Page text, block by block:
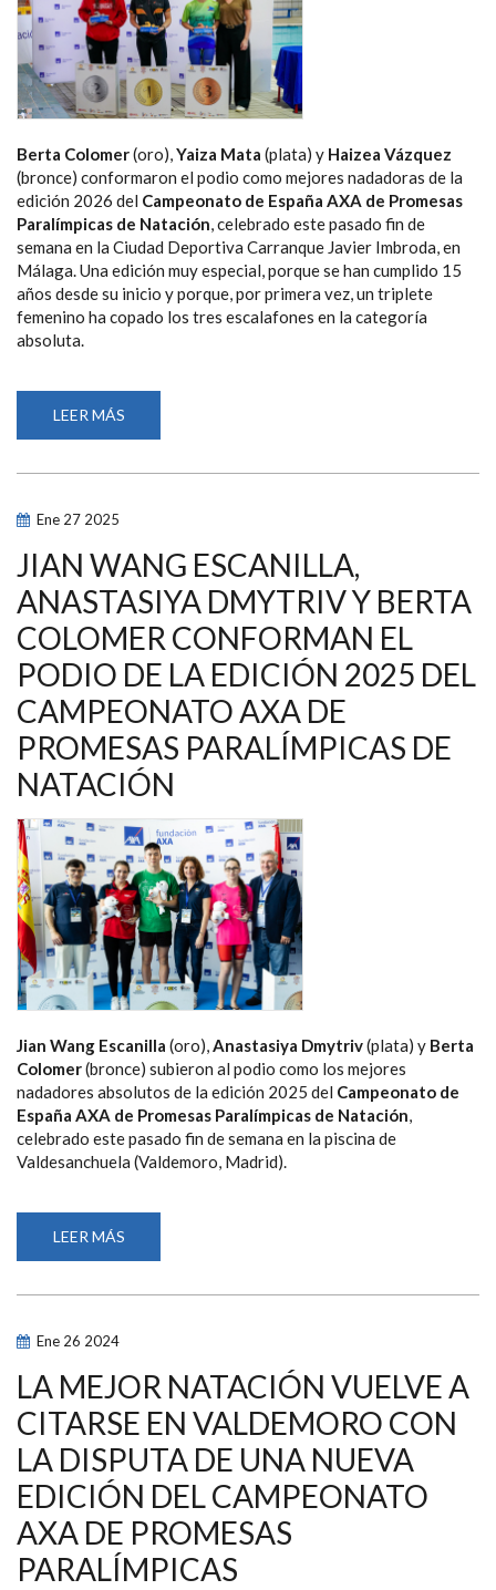
Berta Colomer(oro),Yaiza Mata (plata) y Haizea Vázquez
(bronce) conformaron el podio como mejores nadadoras de la
edición 2026 del Campeonato de España AXA de Promesas
Paralímpicas de Natación, celebrado este pasado fin de
semana en la Ciudad Deportiva Carranque Javier Imbroda, en
Málaga. Una edición muy especial, porque se han cumplido 15
años desde su inicio y porque, por primera vez, un triplete
femenino ha copado los tres escalafones en la categoría
absoluta.
LEER MÁS
TRIPLETE
EN
15ª
EDICIÓN
CAMPEONATO
AXA
DE
PROMESAS
PARALÍMPICAS
DE
DISPUTADO
EN
MÁLAGA
Ene 27 2025
JIAN WANG ESCANILLA,
ANASTASIYA DMYTRIV Y BERTA
COLOMER CONFORMAN EL
PODIO DE LA EDICIÓN 2025 DEL
CAMPEONATO AXA DE
PROMESAS PARALÍMPICAS DE
NATACIÓN
Jian Wang Escanilla (oro),Anastasiya Dmytriv(plata) y Berta
Colomer(bronce) subieron al podio como los mejores
nadadores absolutos de la edición 2025 del Campeonato de
España AXA de Promesas Paralímpicas de Natación,
celebrado este pasado fin de semana en la piscina de
Valdesanchuela (Valdemoro, Madrid).
LEER MÁS
ANASTASIYA
CONFORMAN
EL
PODIO
DE
LA
EDICIÓN
2025
DEL
CAMPEONATO
DE
PROMESAS
PARALÍMPICAS
DE
Ene 26 2024
LA MEJOR NATACIÓN VUELVE A
CITARSE EN VALDEMORO CON
LA DISPUTA DE UNA NUEVA
EDICIÓN DEL CAMPEONATO
AXA DE PROMESAS
PARALÍMPICAS